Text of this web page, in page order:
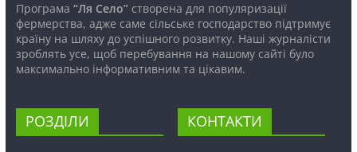
Програма “Ля Село”створена для популяризації
фермерства, адже саме сільське господарство підтримує
країну на шляху до успішного розвитку. Наші журналісти
зроблять усе, щоб перебування на нашому сайті було
максимально інформативним та цікавим.
РОЗДІЛИ КОНТАКТИ